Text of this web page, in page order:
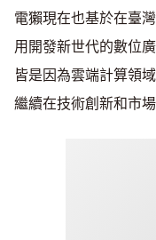
電獺現在也基於在臺
用開發新世代的數位
皆是因為雲端計算領
繼續在技術創新和市